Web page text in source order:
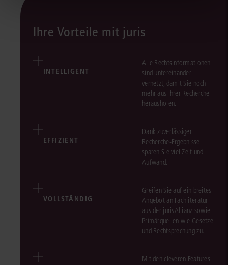
Ihre Vorteile mit juris
INTELLIGENT
Alle Rechtsinformationen
sind untereinander
vernetzt, damit Sie noch
mehr aus Ihrer Recherche
herausholen.
EFFIZIENT
Dank zuverlässiger
Recherche-Ergebnisse
sparen Sie viel Zeit und
Aufwand.
VOLLSTÄNDIG
Greifen Sie auf ein breites
Angebot an Fachliteratur
aus der jurisAllianz sowie
Primärquellen wie Gesetze
und Rechtsprechung zu.
Mit den cleveren Features